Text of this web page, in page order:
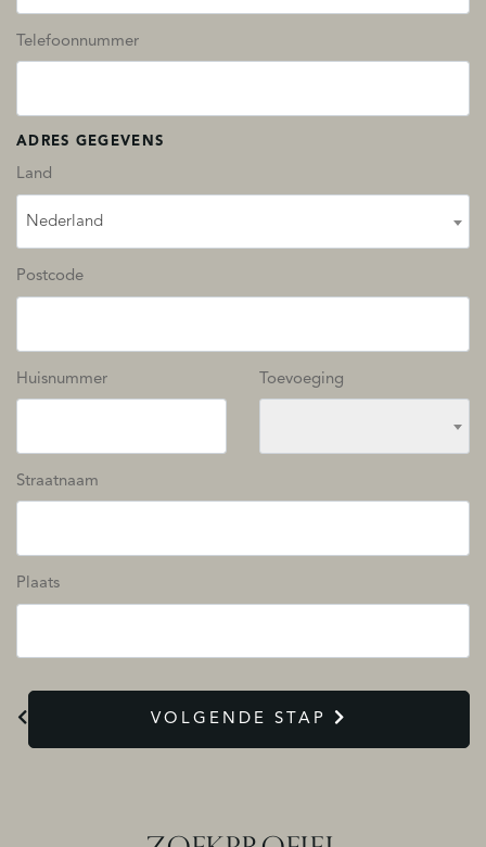
Telefoonnummer
ADRES GEGEVENS
Land
Nederland
Postcode
Huisnummer Toevoeging
Straatnaam
Plaats
VOLGENDE STAP